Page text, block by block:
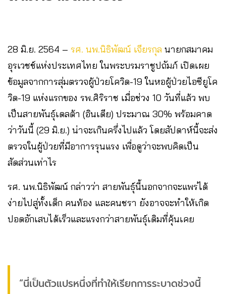
28 มิ.ย. 2564 – รศ. นพ.นิธิพัฒน์ เจียรกุล นายกสมาคม
อุรเวชช์แห่งประเทศไทย ในพระบรมราชูปถัมภ์ เปิดเผย
ข้อมูลจากการสุ่มตรวจผู้ป่วยโควิด-19 ในหอผู้ป่วยไอซียูโค
วิด-19 แห่งแรกของ รพ.ศิริราช เมื่อช่วง 10 วันที่แล้ว พบ
เป็นสายพันธุ์เดลต้า (อินเดีย) ประมาณ 30% พร้อมคาด
ว่าวันนี้ (29 มิ.ย.) น่าจะเกินครึ่งไปแล้ว โดยสัปดาห์นี้จะส่ง
ตรวจในผู้ป่วยที่มีอาการรุนแรง เพื่อดูว่าจะพบคิดเป็น
สัดส่วนเท่าไร
รศ. นพ.นิธิพัฒน์ กล่าวว่า สายพันธุ์นี้นอกจากจะแพร่ได้
ง่ายไปสู่ทั้งเด็ก คนท้อง และคนชรา ยังอาจจะทำให้เกิด
ปอดอักเสบได้เร็วและแรงกว่าสายพันธุ์เดิมที่คุ้นเคย
“นี่เป็นตัวแปรหนึ่งที่ทำให้เรียกการระบาดช่วงนี้